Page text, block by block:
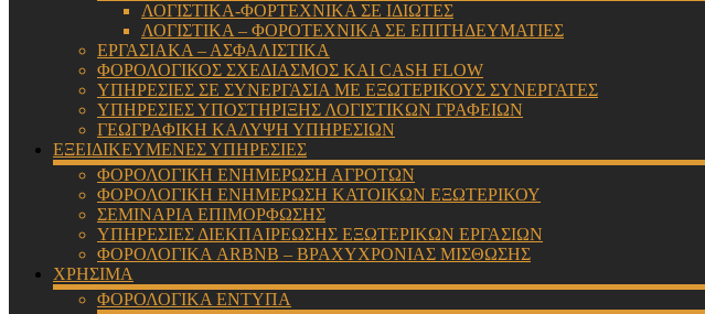
ΛΟΓΙΣΤΙΚΑ-ΦΟΡΤΕΧΝΙΚΑ ΣΕ ΙΔΙΩΤΕΣ
ΛΟΓΙΣΤΙΚΑ – ΦΟΡΟΤΕΧΝΙΚΑ ΣΕ ΕΠΙΤΗΔΕΥΜΑΤΙΕΣ
ΕΡΓΑΣΙΑΚΑ – ΑΣΦΑΛΙΣΤΙΚΑ
ΦΟΡΟΛΟΓΙΚΟΣ ΣΧΕΔΙΑΣΜΟΣ ΚΑΙ CASH FLOW
ΥΠΗΡΕΣΙΕΣ ΣΕ ΣΥΝΕΡΓΑΣΙΑ ΜΕ ΕΞΩΤΕΡΙΚΟΥΣ ΣΥΝΕΡΓΑΤΕΣ
ΥΠΗΡΕΣΙΕΣ ΥΠΟΣΤΗΡΙΞΗΣ ΛΟΓΙΣΤΙΚΩΝ ΓΡΑΦΕΙΩΝ
ΓΕΩΓΡΑΦΙΚΗ ΚΑΛΥΨΗ ΥΠΗΡΕΣΙΩΝ
ΕΞΕΙΔΙΚΕΥΜΕΝΕΣ ΥΠΗΡΕΣΙΕΣ
ΦΟΡΟΛΟΓΙΚΗ ΕΝΗΜΕΡΩΣΗ ΑΓΡΟΤΩΝ
ΦΟΡΟΛΟΓΙΚΗ ΕΝΗΜΕΡΩΣΗ ΚΑΤΟΙΚΩΝ ΕΞΩΤΕΡΙΚΟΥ
ΣΕΜΙΝΑΡΙΑ ΕΠΙΜΟΡΦΩΣΗΣ
ΥΠΗΡΕΣΙΕΣ ΔΙΕΚΠΑΙΡΕΩΣΗΣ ΕΞΩΤΕΡΙΚΩΝ ΕΡΓΑΣΙΩΝ
ΦΟΡΟΛΟΓΙΚΑ ARBNB – ΒΡΑΧΥΧΡΟΝΙΑΣ ΜΙΣΘΩΣΗΣ
ΧΡΗΣΙΜΑ
ΦΟΡΟΛΟΓΙΚΑ ΕΝΤΥΠΑ